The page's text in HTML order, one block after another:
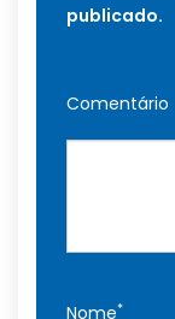
publicado.
Comentário
Nome*